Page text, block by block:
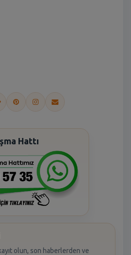
Hattı
olun, son haberlerden ve